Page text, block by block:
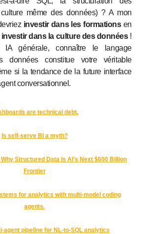
même des données) ? A mon
investir dans les formations en
investir dans la culture des données !
IA générale, connaître le langage
données constitue votre véritable
si la tendance de la future interface
conversationnel.
are technical debt.
Is self-serve BI a myth?
Structured Data Is AI’s Next $600 Billion
Frontier
for analytics with multi-model coding
agents.
agent pipeline for NL-to-SQL analytics